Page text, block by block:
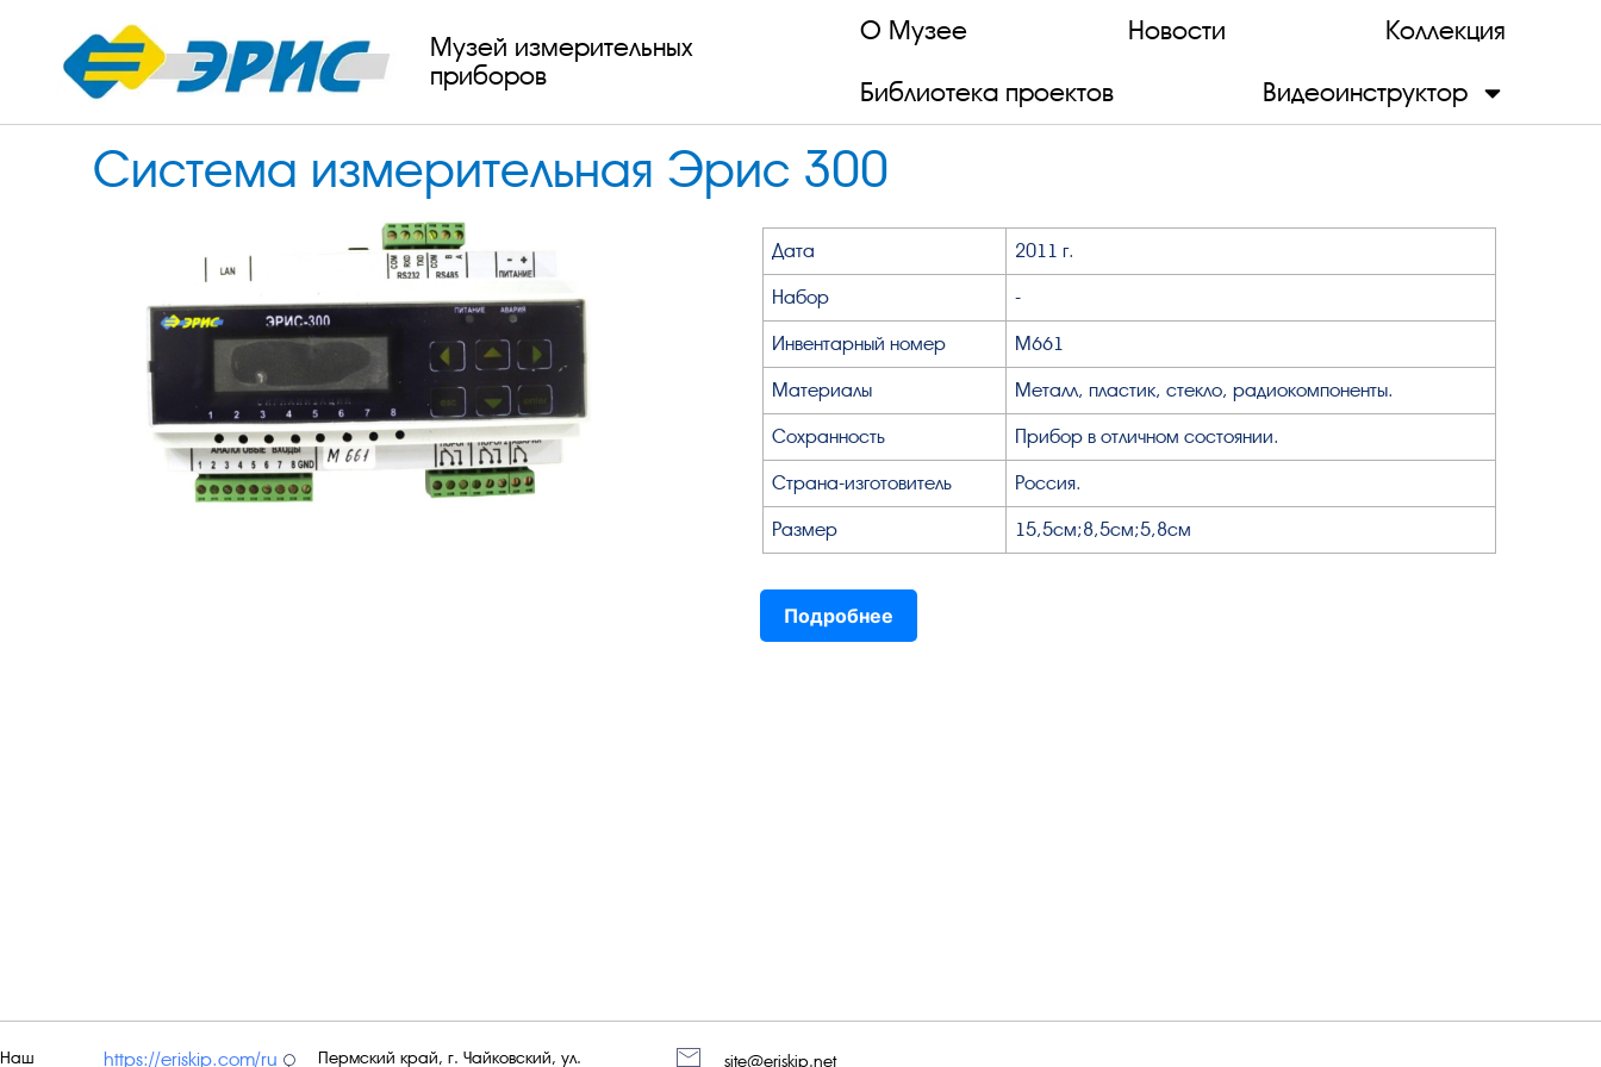
Музей измерительных
приборов
О Музее Новости Коллекция
Библиотека проектов Видеоинструктор
Cистема измерительная Эрис 300
Дата 2011 г.
Набор -
Инвентарный номер М661
Материалы Металл, пластик, стекло, радиокомпоненты.
Сохранность Прибор в отличном состоянии.
Страна-изготовитель Россия.
Размер 15,5см;8,5см;5,8см
Подробнее
Наш https://eriskip.com/ru Пермский край, г. Чайковский, ул. site@eriskip.net